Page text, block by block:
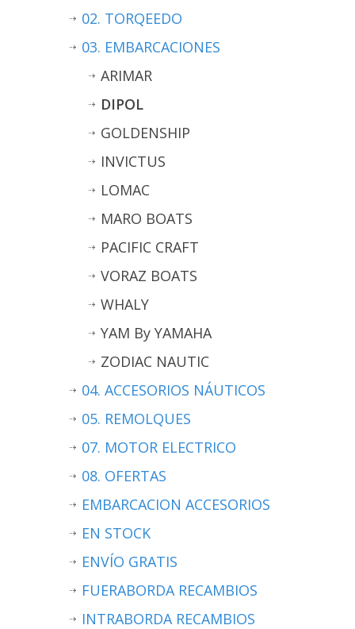
02. TORQEEDO
03. EMBARCACIONES
ARIMAR
DIPOL
GOLDENSHIP
INVICTUS
LOMAC
MARO BOATS
PACIFIC CRAFT
VORAZ BOATS
WHALY
YAM By YAMAHA
ZODIAC NAUTIC
04. ACCESORIOS NÁUTICOS
05. REMOLQUES
07. MOTOR ELECTRICO
08. OFERTAS
EMBARCACION ACCESORIOS
EN STOCK
ENVÍO GRATIS
FUERABORDA RECAMBIOS
INTRABORDA RECAMBIOS